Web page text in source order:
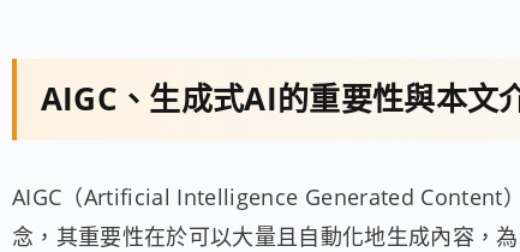
AIGC、生成式AI的重要性與本文
AIGC（Artificial Intelligence Generated Content
念，其重要性在於可以大量且自動化地生成內容，